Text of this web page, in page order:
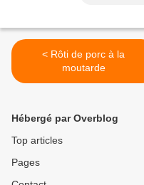
< Rôti de porc à la
moutarde
Hébergé par Overblog
Top articles
Pages